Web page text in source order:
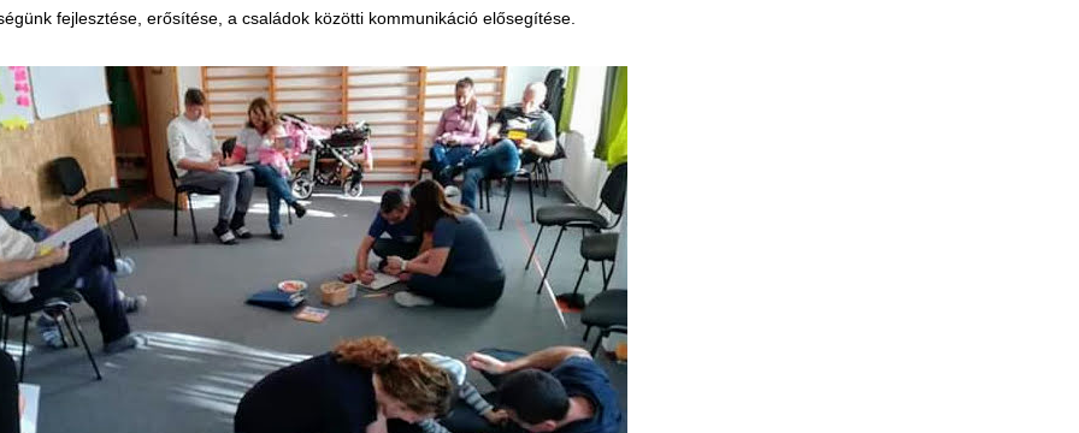
fejlesztése, erősítése, a családok közötti kommunikáció elősegítése.